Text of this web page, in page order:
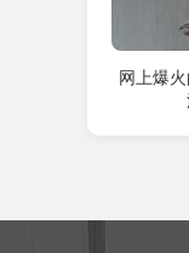
网上爆